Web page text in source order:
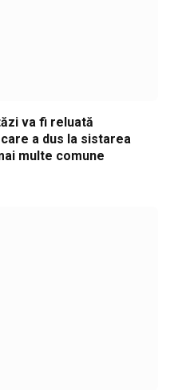
va fi reluată
a dus la sistarea
multe comune